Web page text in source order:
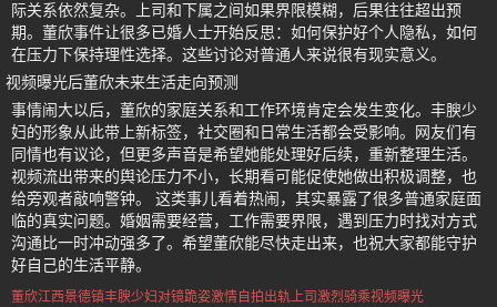
际关系依然复杂。上司和下属之间如果界限模糊，后果往往超出预
期。董欣事件让很多已婚人士开始反思：如何保护好个人隐私，如何
在压力下保持理性选择。这些讨论对普通人来说很有现实意义。
视频曝光后董欣未来生活走向预测
事情闹大以后，董欣的家庭关系和工作环境肯定会发生变化。丰腴少
妇的形象从此带上新标签，社交圈和日常生活都会受影响。网友们有
同情也有议论，但更多声音是希望她能处理好后续，重新整理生活。
视频流出带来的舆论压力不小，长期看可能促使她做出积极调整，也
给旁观者敲响警钟。 这类事儿看着热闹，其实暴露了很多普通家庭面
临的真实问题。婚姻需要经营，工作需要界限，遇到压力时找对方式
沟通比一时冲动强多了。希望董欣能尽快走出来，也祝大家都能守护
好自己的生活平静。
董欣江西景德镇丰腴少妇对镜跪姿激情自拍出轨上司激烈骑乘视频曝光